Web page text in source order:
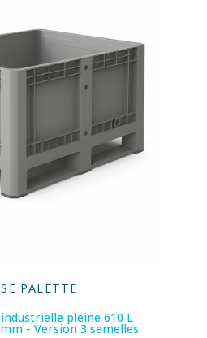
PALETTE
pleine 610 L
- Version 3 semelles